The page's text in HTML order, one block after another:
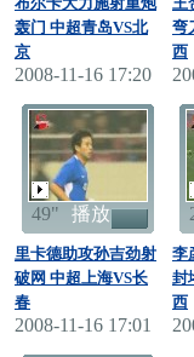
轰门 中超青岛VS北
京
2008-11-16 17:20
弯
西
49" 播放
里卡德助攻孙吉劲射
破网 中超上海VS长
春
2008-11-16 17:01
李
封
西